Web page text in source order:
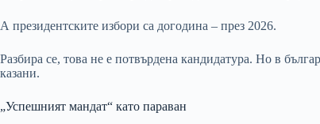
А президентските избори са догодина – през 2026.
Разбира се, това не е потвърдена кандидатура. Но в
казани.
„Успешният мандат“ като параван